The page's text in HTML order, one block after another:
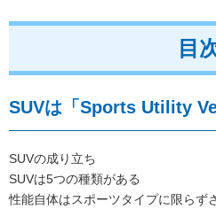
目
SUVは「Sports Utility
SUVの成り立ち
SUVは5つの種類がある
性能自体はスポーツタイプに限らず